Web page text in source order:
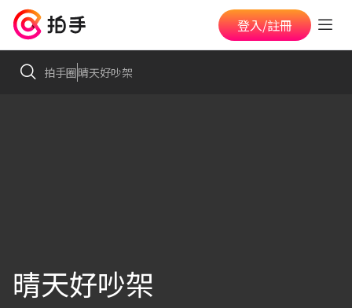
登入/註冊
拍手圈晴天好吵架
晴天好吵架